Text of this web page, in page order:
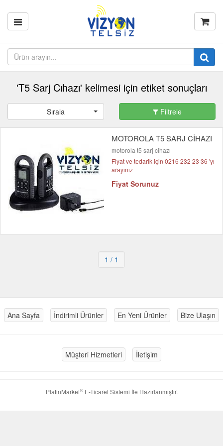
'T5 Sarj Cıhazı' kelimesi için etiket sonuçları
Sırala Filtrele
MOTOROLA T5 SARJ CİHAZI
motorola t5 sarj cihazı
Fiyat ve tedarik için 0216 232 23 36 'yı
arayınız
Fiyat Sorunuz
1 / 1
Ana Sayfa İndirimli Ürünler En Yeni Ürünler Bize Ulaşın
Müşteri Hizmetleri İletişim
PlatinMarket®E-Ticaret Sistemi İle Hazırlanmıştır.